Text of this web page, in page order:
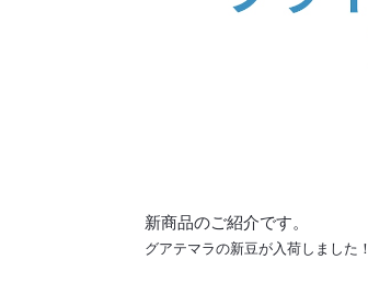
新商品のご紹介です。
グアテマラの新豆が入荷しました！